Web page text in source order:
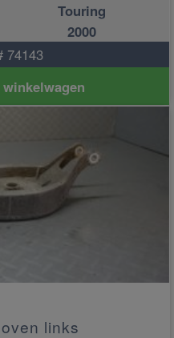
Touring
2000
74143
links